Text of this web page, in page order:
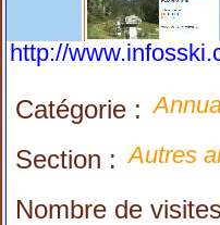
http://
Catégorie :
Section : Autres
Nombre de